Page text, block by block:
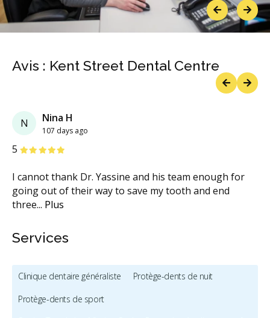
PreviousNext
Avis : Kent Street Dental Centre
N Nina H
107 days ago
5 étoiles
I cannot thank Dr. Yassine and his team enough for
going out of their way to save my tooth and end
three... Plus
étoiles
étoiles
étoiles
étoiles
Services
Clinique dentaire généraliste
Protège-dents de nuit
Protège-dents de sport